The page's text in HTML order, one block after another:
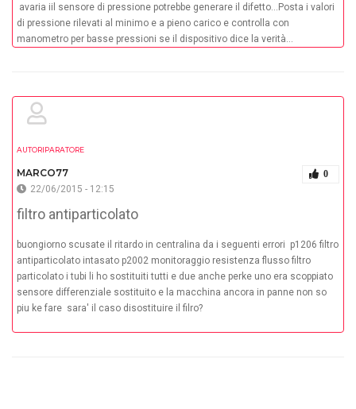
avaria iil sensore di pressione potrebbe generare il difetto...Posta i valori
di pressione rilevati al minimo e a pieno carico e controlla con
manometro per basse pressioni se il dispositivo dice la verità...
AUTORIPARATORE
MARCO77 0
22/06/2015 - 12:15
filtro antiparticolato
buongiorno scusate il ritardo in centralina da i seguenti errori p1206 filtro
antiparticolato intasato p2002 monitoraggio resistenza flusso filtro
particolato i tubi li ho sostituiti tutti e due anche perke uno era scoppiato
sensore differenziale sostituito e la macchina ancora in panne non so
piu ke fare sara' il caso disostituire il filro?